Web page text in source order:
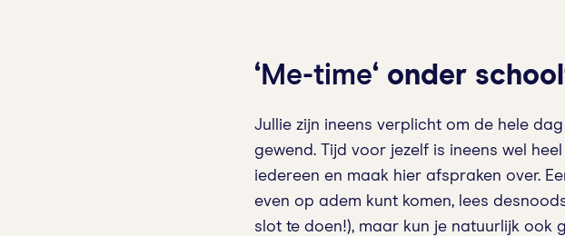
‘Me-time‘ onder
Jullie zijn ineens verplicht om de hele
gewend. Tijd voor jezelf is ineens wel
iedereen en maak hier afspraken over.
even op adem kunt komen, lees
slot te doen!), maar kun je natuurlijk ook